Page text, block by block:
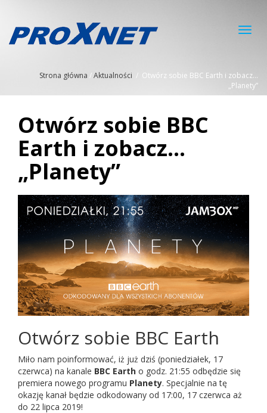
Strona główna /Aktualności / Otwórz sobie BBC Earth i zobacz…
„Planety”
Otwórz sobie BBC
Earth i zobacz…
„Planety”
Otwórz sobie BBC Earth
Miło nam poinformować, iż już dziś (poniedziałek, 17
czerwca) na kanale BBC Earth o godz. 21:55 odbędzie się
premiera nowego programu Planety. Specjalnie na tę
okazję kanał będzie odkodowany od 17:00, 17 czerwca aż
do 22 lipca 2019!